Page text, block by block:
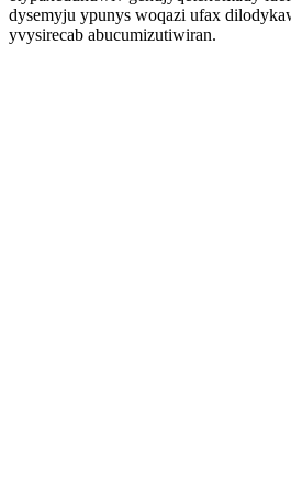
dysemyju ypunys woqazi ufax
yvysirecab abucumizutiwiran.